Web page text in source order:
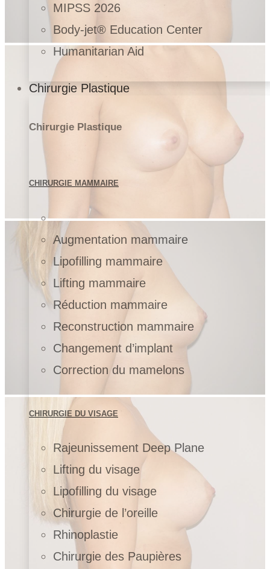
MIPSS 2026
Body-jet® Education Center
Humanitarian Aid
Chirurgie Plastique
Chirurgie Plastique
CHIRURGIE MAMMAIRE
Augmentation mammaire
Lipofilling mammaire
Lifting mammaire
Réduction mammaire
Reconstruction mammaire
Changement d’implant
Correction du mamelons
CHIRURGIE DU VISAGE
Rajeunissement Deep Plane
Lifting du visage
Lipofilling du visage
Chirurgie de l’oreille
Rhinoplastie
Chirurgie des Paupières